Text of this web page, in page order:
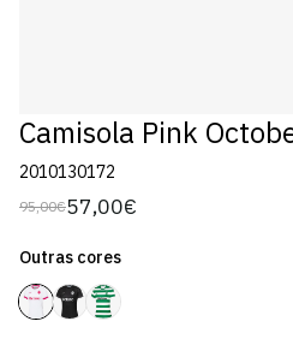
Camisola Pink
2010130172
Preço
95,00€
Preço
venda
57,00€
Outras cores